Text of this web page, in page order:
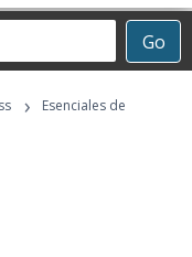
Go
›
Esenciales de